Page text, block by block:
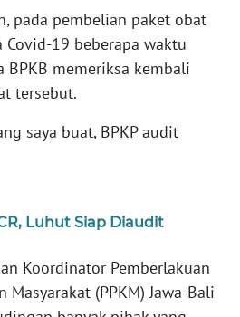
pada pembelian paket obat
19 beberapa waktu
memeriksa kembali
tersebut.
saya buat, BPKP audit
Luhut Siap Diaudit
Koordinator Pemberlakuan
Masyarakat (PPKM) Jawa-Bali